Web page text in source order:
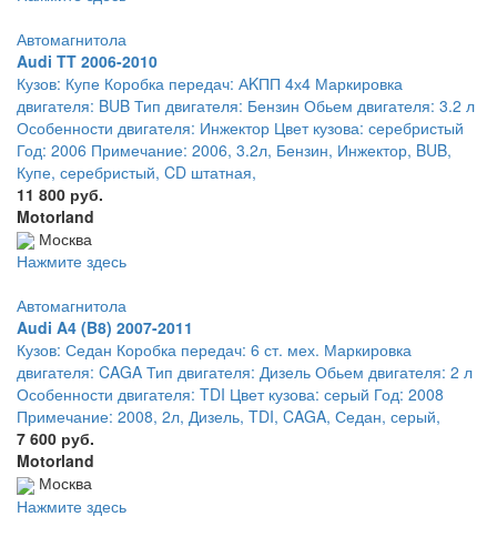
Автомагнитола
Audi TT 2006-2010
Кузов: Купе Коробка передач: АKПП 4х4 Маркировка
двигателя: BUB Тип двигателя: Бензин Обьем двигателя: 3.2 л
Особенности двигателя: Инжектор Цвет кузова: серебристый
Год: 2006 Примечание: 2006, 3.2л, Бензин, Инжектор, BUB,
Купе, серебристый, CD штатная,
11 800 руб.
Motorland
Москва
Нажмите здесь
Автомагнитола
Audi A4 (B8) 2007-2011
Кузов: Седан Коробка передач: 6 ст. мех. Маркировка
двигателя: CAGA Тип двигателя: Дизель Обьем двигателя: 2 л
Особенности двигателя: TDI Цвет кузова: серый Год: 2008
Примечание: 2008, 2л, Дизель, TDI, CAGA, Седан, серый,
7 600 руб.
Motorland
Москва
Нажмите здесь